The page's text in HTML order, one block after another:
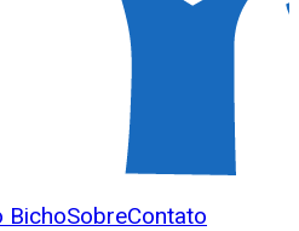
BichoSobreContato